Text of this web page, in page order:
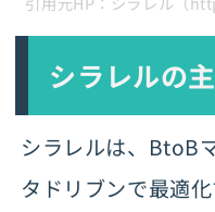
シラレルの
シラレルは、BtoB
タドリブンで最適